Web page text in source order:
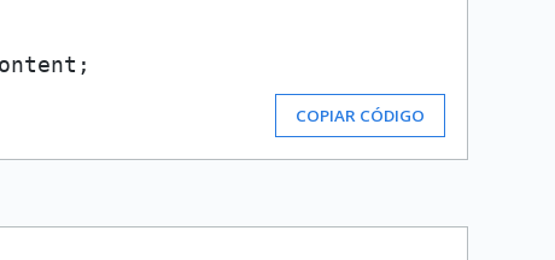
COPIAR CÓDIGO